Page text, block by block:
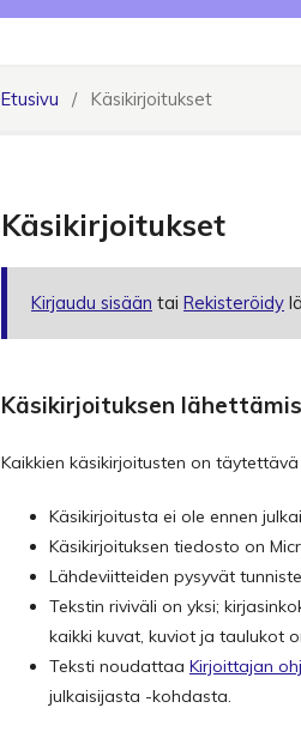
Etusivu / Käsikirjoitukset
Käsikirjoitukset
Kirjaudu sisään tai Rekisteröidy
Käsikirjoituksen
Kaikkien käsikirjoitusten on
Käsikirjoitusta ei ole ennen
Käsikirjoituksen tiedosto on
Lähdeviitteiden pysyvät
Tekstin riviväli on yksi;
kaikki kuvat, kuviot ja taulukot
Teksti noudattaa Kirjoittajan
julkaisijasta -kohdasta.